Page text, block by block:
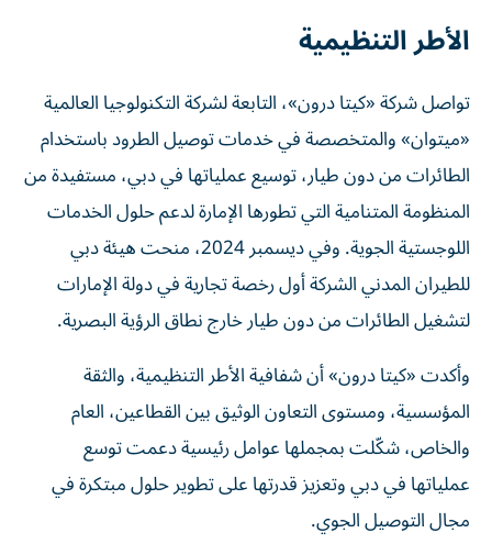
الأطر التنظيمية
تواصل شركة «كيتا درون»، التابعة لشركة التكنولوجيا العالمية
«ميتوان» والمتخصصة في خدمات توصيل الطرود باستخدام
الطائرات من دون طيار، توسيع عملياتها في دبي، مستفيدة من
المنظومة المتنامية التي تطورها الإمارة لدعم حلول الخدمات
اللوجستية الجوية. وفي ديسمبر 2024، منحت هيئة دبي
للطيران المدني الشركة أول رخصة تجارية في دولة الإمارات
لتشغيل الطائرات من دون طيار خارج نطاق الرؤية البصرية.
وأكدت «كيتا درون» أن شفافية الأطر التنظيمية، والثقة
المؤسسية، ومستوى التعاون الوثيق بين القطاعين، العام
والخاص، شكّلت بمجملها عوامل رئيسية دعمت توسع
عملياتها في دبي وتعزيز قدرتها على تطوير حلول مبتكرة في
مجال التوصيل الجوي.